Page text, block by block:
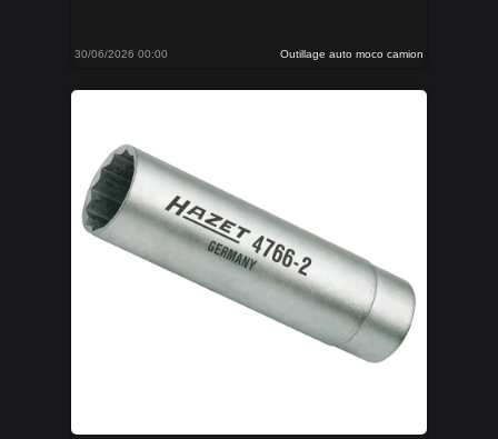
30/06/2026 00:00 Outillage auto moco camion